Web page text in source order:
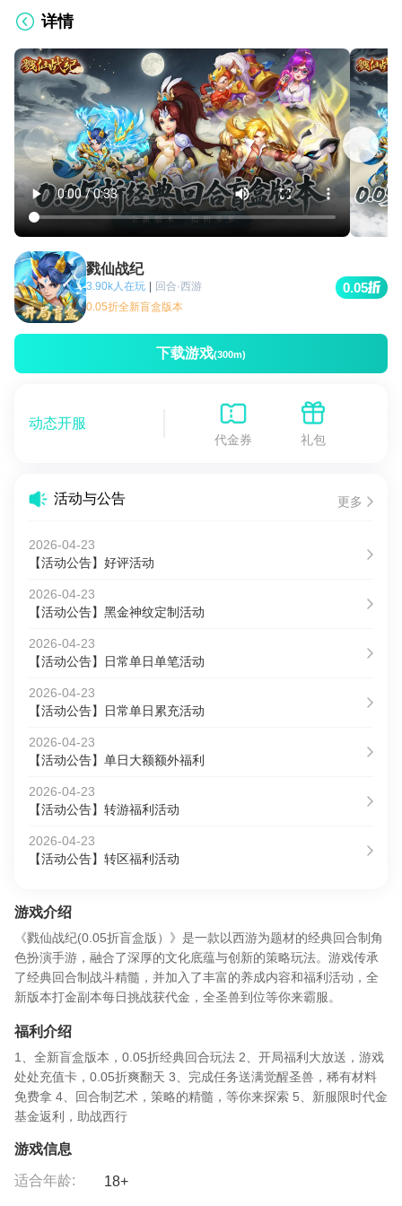
详情
戮仙战纪
3.90k人在玩 | 回合·西游
0.05折全新盲盒版本
0.05
下载游戏(300m)
动态开服
代金券 礼包
活动与公告 更多
2026-04-23
【活动公告】好评活动
2026-04-23
【活动公告】黑金神纹定制活动
2026-04-23
【活动公告】日常单日单笔活动
2026-04-23
【活动公告】日常单日累充活动
2026-04-23
【活动公告】单日大额额外福利
2026-04-23
【活动公告】转游福利活动
2026-04-23
【活动公告】转区福利活动
游戏介绍
《戮仙战纪(0.05折盲盒版）》是一款以西游为题材的经典回合制角
色扮演手游，融合了深厚的文化底蕴与创新的策略玩法。游戏传承
了经典回合制战斗精髓，并加入了丰富的养成内容和福利活动，全
新版本打金副本每日挑战获代金，全圣兽到位等你来霸服。
福利介绍
1、全新盲盒版本，0.05折经典回合玩法 2、开局福利大放送，游戏
处处充值卡，0.05折爽翻天 3、完成任务送满觉醒圣兽，稀有材料
免费拿 4、回合制艺术，策略的精髓，等你来探索 5、新服限时代金
基金返利，助战西行
游戏信息
适合年龄: 18+